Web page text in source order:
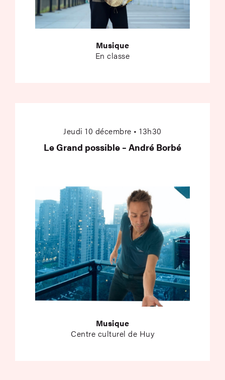
Musique
En classe
Jeudi 10 décembre • 13h30
Le Grand possible – André Borbé
Musique
Centre culturel de Huy